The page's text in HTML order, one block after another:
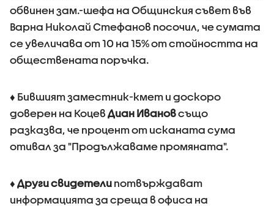
обвинен зам.-шефа на Общинския съвет във
Варна Николай Стефанов посочил, че сумата
се увеличава от 10 на 15% от стойността на
обществената поръчка.
♦ Бившият заместник-кмет и доскоро
доверен на Коцев Диан Ивановсъщо
разказва, че процент от исканата сума
отивал за "Продължаваме промяната".
♦ Други свидетели потвърждават
информацията за среща в офиса на